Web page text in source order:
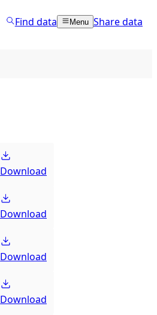
Find data Menu Share data
Download
Download
Download
Download